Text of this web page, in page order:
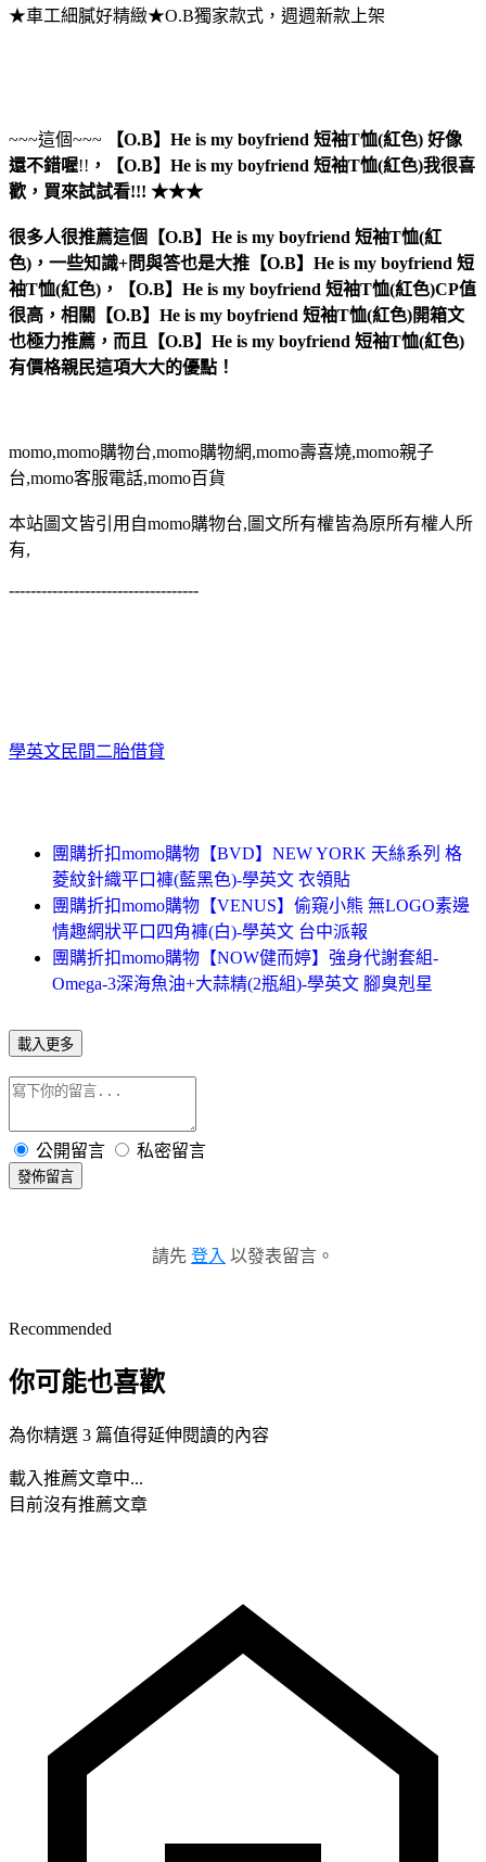
★車工細膩好精緻★O.B獨家款式，週週新款上架
~~~這個~~~ 【O.B】He is my boyfriend 短袖T恤(紅色) 好像
還不錯喔!! ， 【O.B】He is my boyfriend 短袖T恤(紅色)我很喜
歡，買來試試看!!! ★★★
很多人很推薦這個【O.B】He is my boyfriend 短袖T恤(紅
色)，一些知識+問與答也是大推【O.B】He is my boyfriend 短
袖T恤(紅色)，【O.B】He is my boyfriend 短袖T恤(紅色)CP值
很高，相關【O.B】He is my boyfriend 短袖T恤(紅色)開箱文
也極力推薦，而且【O.B】He is my boyfriend 短袖T恤(紅色)
有價格親民這項大大的優點！
momo,momo購物台,momo購物網,momo壽喜燒,momo親子
台,momo客服電話,momo百貨
本站圖文皆引用自momo購物台,圖文所有權皆為原所有權人所
有,
-----------------------------------
學英文民間二胎借貸
團購折扣momo購物【BVD】NEW YORK 天絲系列 格
菱紋針織平口褲(藍黑色)-學英文 衣領貼
團購折扣momo購物【VENUS】偷窺小熊 無LOGO素邊
情趣網狀平口四角褲(白)-學英文 台中派報
團購折扣momo購物【NOW健而婷】強身代謝套組-
Omega-3深海魚油+大蒜精(2瓶組)-學英文 腳臭剋星
載入更多
公開留言 私密留言
發佈留言
請先 登入 以發表留言。
Recommended
你可能也喜歡
為你精選 3 篇值得延伸閱讀的內容
載入推薦文章中...
目前沒有推薦文章